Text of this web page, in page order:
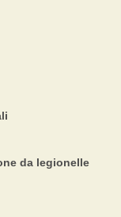
da legionelle